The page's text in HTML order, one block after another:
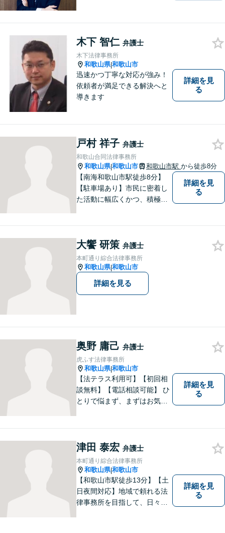
相談ください。あなたの灯り
となれるよう誠心誠意努めま
す。
木下 智仁 弁護士
木下法律事務所
和歌山県|和歌山市
迅速かつ丁寧な対応が強み！
依頼者が満足できる解決へと
導きます
詳細を見
る
戸村 祥子 弁護士
和歌山合同法律事務所
和歌山県|和歌山市 和歌山市駅 から徒歩8分
【南海和歌山市駅徒歩8分】
【駐車場あり】市民に密着し
た活動に幅広くかつ、積極的
く対応可能。【地域に根ざし
た弁護士】法律トラブルでお
悩みの方は、お気軽にご相談
ください。
詳細を見
る
大饗 研策 弁護士
本町通り綜合法律事務所
和歌山県|和歌山市
詳細を見る
奥野 庸己 弁護士
虎ふす法律事務所
和歌山県|和歌山市
【法テラス利用可】【初回相
談無料】【電話相談可能】 ひ
とりで悩まず、まずはお気軽
詳細を見
る
津田 泰宏 弁護士
本町通り綜合法律事務所
和歌山県|和歌山市
【和歌山市駅徒歩13分】【土
日夜間対応】地域で頼れる法
律事務所を目指して、日々尽
詳細を見
る